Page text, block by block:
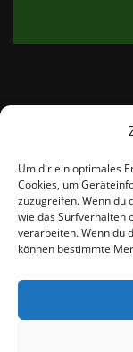
Um dir ein optimales
Cookies, um
zuzugreifen. Wenn du
wie das Surfverhalten
verarbeiten. Wenn du
können bestimmte
email:
Kvk Nummer:
MWSnr: